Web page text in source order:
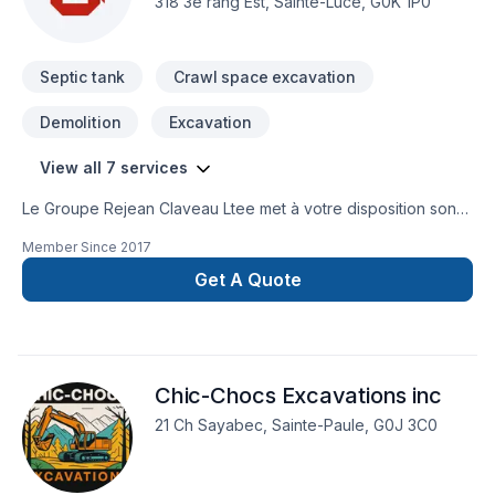
Septic tank Crawl space excavation
Demolition Excavation
View all 7 services
Le Groupe Rejean Claveau Ltee met à votre disposition son
Fosse septique, Tourbe, Travaux routiers pour embellir vos
espaces à Bas St-Laurent,Gaspésie–Îles-de-la-Madeleine.
Nous privilégions la transparence, l'écoute et l'efficacité
simple : offrir un service d'exception, centré sur vos besoins
et vos aspirations.
Member Since 2017
Get A Quote
Chic-Chocs Excavations inc
21 Ch Sayabec, Sainte-Paule, G0J 3C0